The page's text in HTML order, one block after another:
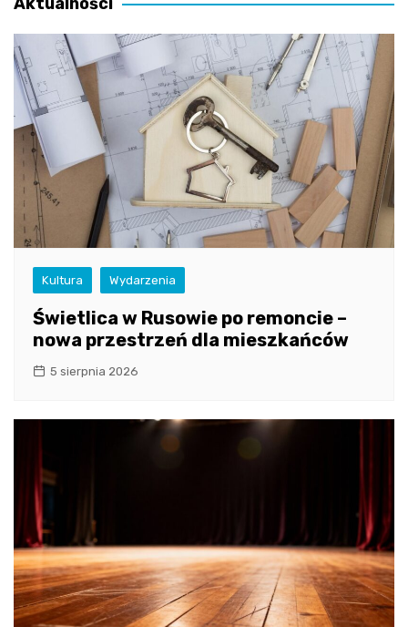
Kultura Wydarzenia
Świetlica w Rusowie po remoncie –
nowa przestrzeń dla mieszkańców
5 sierpnia 2026